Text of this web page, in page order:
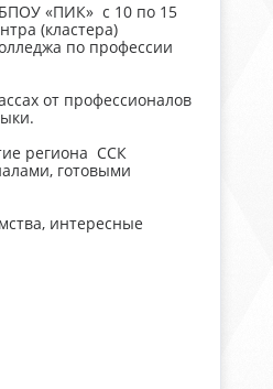
«ПИК» с 10 по 15
(кластера)
по профессии
от профессионалов
региона ССК
готовыми
интересные